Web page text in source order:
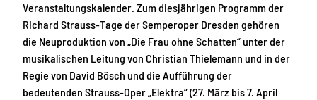
Veranstaltungskalender. Zum diesjährigen Programm der
Richard Strauss-Tage der Semperoper Dresden gehören
die Neuproduktion von „Die Frau ohne Schatten“ unter der
musikalischen Leitung von Christian Thielemann und in der
Regie von David Bösch und die Aufführung der
bedeutenden Strauss-Oper „Elektra“ (27. März bis 7. April